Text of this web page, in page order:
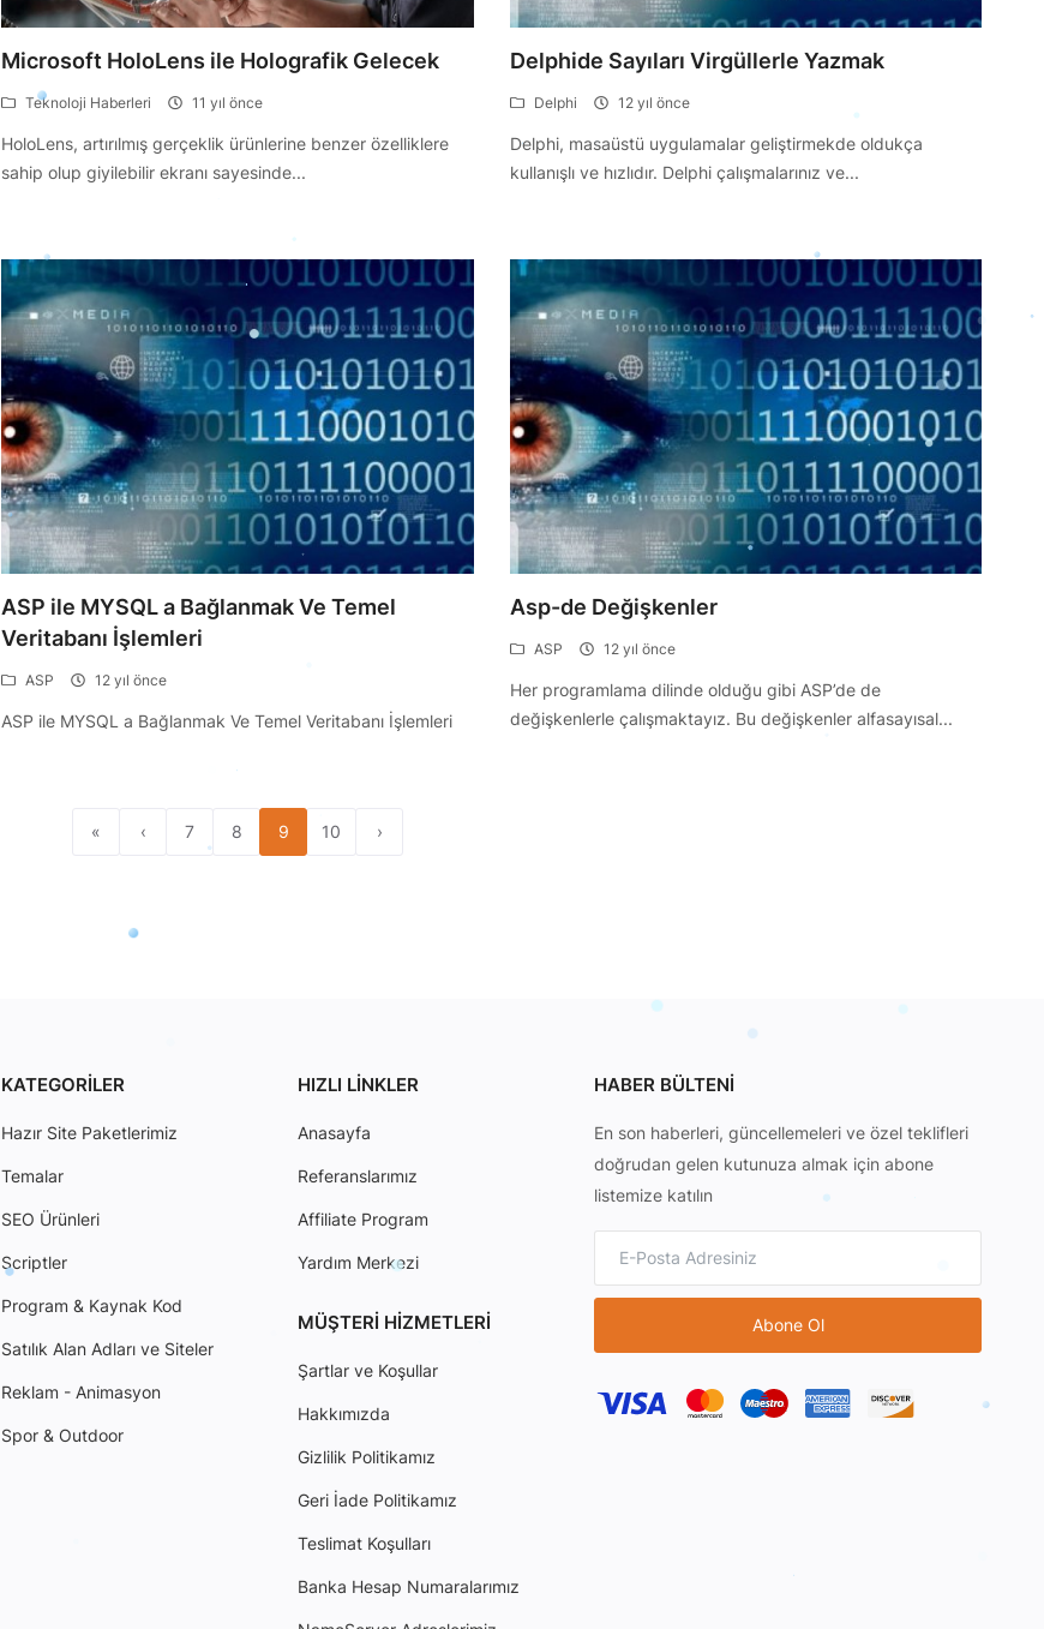
Microsoft HoloLens ile Holografik Gelecek
Teknoloji Haberleri 11 yıl önce
HoloLens, artırılmış gerçeklik ürünlerine benzer özelliklere
sahip olup giyilebilir ekranı sayesinde...
Delphide Sayıları Virgüllerle Yazmak
Delphi 12 yıl önce
Delphi, masaüstü uygulamalar geliştirmekde oldukça
kullanışlı ve hızlıdır. Delphi çalışmalarınız ve...
ASP ile MYSQL a Bağlanmak Ve Temel
Veritabanı İşlemleri
ASP 12 yıl önce
ASP ile MYSQL a Bağlanmak Ve Temel Veritabanı İşlemleri
Asp-de Değişkenler
ASP 12 yıl önce
Her programlama dilinde olduğu gibi ASP’de de
değişkenlerle çalışmaktayız. Bu değişkenler alfasayısal...
« ‹ 7 8 9 10 ›
KATEGORILER
Hazır Site Paketlerimiz
Temalar
SEO Ürünleri
Scriptler
Program & Kaynak Kod
Satılık Alan Adları ve Siteler
Reklam - Animasyon
Spor & Outdoor
HIZLI LINKLER
Anasayfa
Referanslarımız
Affiliate Program
Yardım Merkezi
MÜŞTERI HIZMETLERI
Şartlar ve Koşullar
Hakkımızda
Gizlilik Politikamız
Geri İade Politikamız
Teslimat Koşulları
Banka Hesap Numaralarımız
HABER BÜLTENI
En son haberleri, güncellemeleri ve özel teklifleri
doğrudan gelen kutunuza almak için abone
listemize katılın
Abone Ol